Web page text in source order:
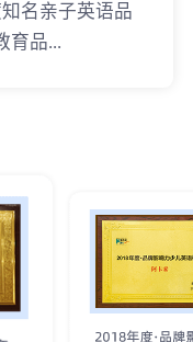
名亲子英语品
育品...